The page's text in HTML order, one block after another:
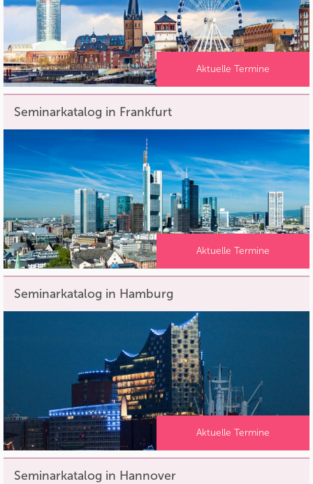
Aktuelle Termine
Seminarkatalog in Frankfurt
Aktuelle Termine
Seminarkatalog in Hamburg
Aktuelle Termine
Seminarkatalog in Hannover